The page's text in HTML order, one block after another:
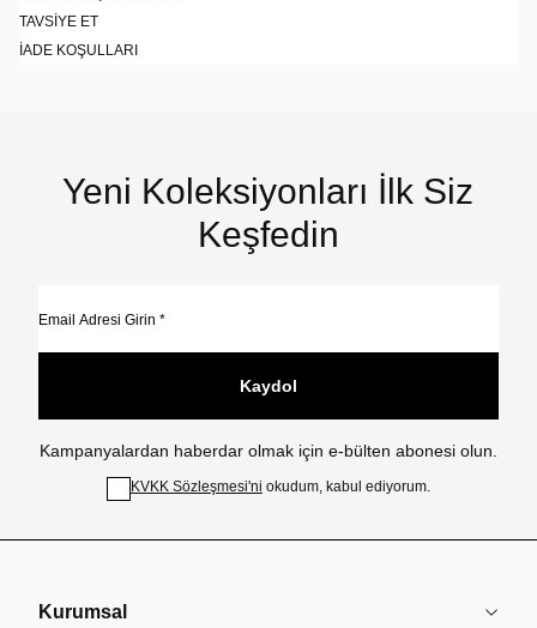
TAVSIYE ET
İADE KOŞULLARI
Yeni Koleksiyonları İlk Siz
Keşfedin
Kaydol
Kampanyalardan haberdar olmak için e-bülten abonesi olun.
KVKK Sözleşmesi'ni okudum, kabul ediyorum.
Kurumsal